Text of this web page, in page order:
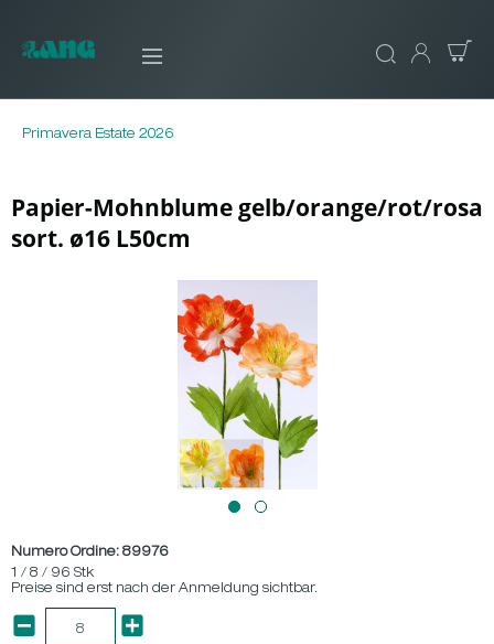
Primavera Estate 2026
Papier-Mohnblume gelb/orange/rot/rosa
sort. ø16 L50cm
Numero Ordine: 89976
1 / 8 / 96 Stk
Preise sind erst nach der Anmeldung sichtbar.